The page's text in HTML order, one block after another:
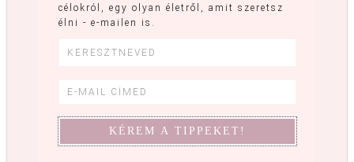
célokról, egy olyan életről, amit szeretsz
élni - e-mailen is.